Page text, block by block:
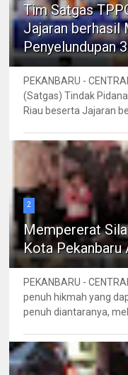
Tim Satgas
Jajaran berhasil
Penyelundupan
PEKANBARU -
(Satgas) Tindak
Riau beserta Jajaran
2
Mempererat
Kota Pekanbaru
PEKANBARU -
penuh hikmah yang
penuh diantaranya,